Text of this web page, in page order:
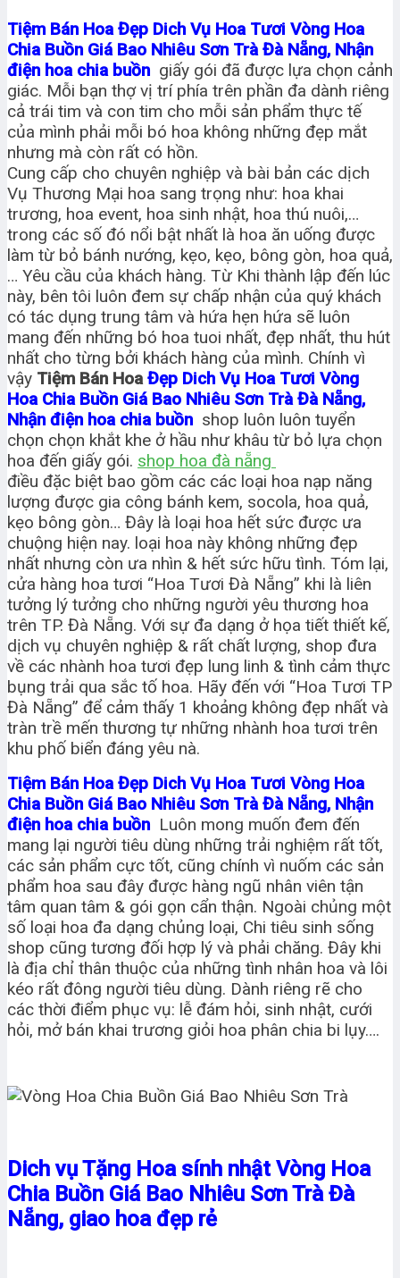
Tiệm Bán Hoa Đẹp Dich Vụ Hoa Tươi Vòng Hoa
Chia Buồn Giá Bao Nhiêu Sơn Trà Đà Nẵng, Nhận
điện hoa chia buồn giấy gói đã được lựa chọn cảnh
giác. Mỗi bạn thợ vị trí phía trên phần đa dành riêng
cả trái tim và con tim cho mỗi sản phẩm thực tế
của mình phải mỗi bó hoa không những đẹp mắt
nhưng mà còn rất có hồn.
Cung cấp cho chuyên nghiệp và bài bản các dịch
Vụ Thương Mại hoa sang trọng như: hoa khai
trương, hoa event, hoa sinh nhật, hoa thú nuôi,…
trong các số đó nổi bật nhất là hoa ăn uống được
làm từ bỏ bánh nướng, kẹo, kẹo, bông gòn, hoa quả,
… Yêu cầu của khách hàng. Từ Khi thành lập đến lúc
này, bên tôi luôn đem sự chấp nhận của quý khách
có tác dụng trung tâm và hứa hẹn hứa sẽ luôn
mang đến những bó hoa tuoi nhất, đẹp nhất, thu hút
nhất cho từng bởi khách hàng của mình. Chính vì
vậy Tiệm Bán HoaĐẹp Dich Vụ Hoa Tươi Vòng
Hoa Chia Buồn Giá Bao Nhiêu Sơn Trà Đà Nẵng,
Nhận điện hoa chia buồn shop luôn luôn tuyển
chọn chọn khắt khe ở hầu như khâu từ bỏ lựa chọn
hoa đến giấy gói. shop hoa đà nẵng
điều đặc biệt bao gồm các các loại hoa nạp năng
lượng được gia công bánh kem, socola, hoa quả,
kẹo bông gòn… Đây là loại hoa hết sức được ưa
chuộng hiện nay. loại hoa này không những đẹp
nhất nhưng còn ưa nhìn & hết sức hữu tình. Tóm lại,
cửa hàng hoa tươi “Hoa Tươi Đà Nẵng” khi là liên
tưởng lý tưởng cho những người yêu thương hoa
trên TP. Đà Nẵng. Với sự đa dạng ở họa tiết thiết kế,
dịch vụ chuyên nghiệp & rất chất lượng, shop đưa
về các nhành hoa tươi đẹp lung linh & tình cảm thực
bụng trải qua sắc tố hoa. Hãy đến với “Hoa Tươi TP
Đà Nẵng” để cảm thấy 1 khoảng không đẹp nhất và
tràn trề mến thương tự những nhành hoa tươi trên
khu phố biển đáng yêu nà.
Tiệm Bán Hoa Đẹp Dich Vụ Hoa Tươi Vòng Hoa
Chia Buồn Giá Bao Nhiêu Sơn Trà Đà Nẵng, Nhận
điện hoa chia buồn Luôn mong muốn đem đến
mang lại người tiêu dùng những trải nghiệm rất tốt,
các sản phẩm cực tốt, cũng chính vì nuốm các sản
phẩm hoa sau đây được hàng ngũ nhân viên tận
tâm quan tâm & gói gọn cẩn thận. Ngoài chủng một
số loại hoa đa dạng chủng loại, Chi tiêu sinh sống
shop cũng tương đối hợp lý và phải chăng. Đây khi
là địa chỉ thân thuộc của những tình nhân hoa và lôi
kéo rất đông người tiêu dùng. Dành riêng rẽ cho
các thời điểm phục vụ: lễ đám hỏi, sinh nhật, cưới
hỏi, mở bán khai trương giỏi hoa phân chia bi lụy….
Dich vụ Tặng Hoa sính nhật Vòng Hoa
Chia Buồn Giá Bao Nhiêu Sơn Trà Đà
Nẵng, giao hoa đẹp rẻ